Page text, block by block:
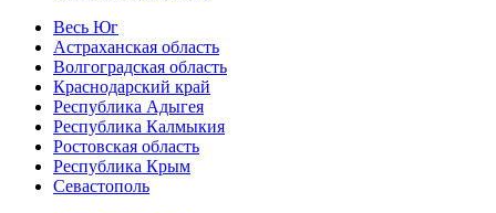
Весь Юг
Астраханская область
Волгоградская область
Краснодарский край
Республика Адыгея
Республика Калмыкия
Ростовская область
Республика Крым
Севастополь